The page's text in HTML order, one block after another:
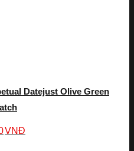
Datejust Olive Green
VNĐ